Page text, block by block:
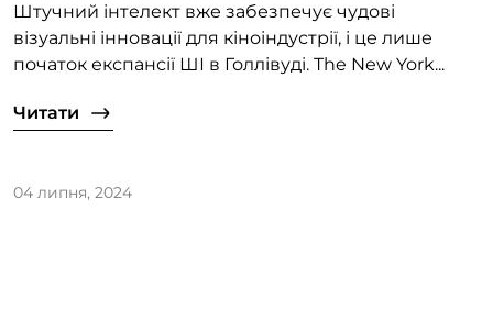
Штучний інтелект вже забезпечує чудові
візуальні інновації для кіноіндустрії, і це лише
початок експансії ШІ в Голлівуді. The New York...
Читати
04 липня, 2024